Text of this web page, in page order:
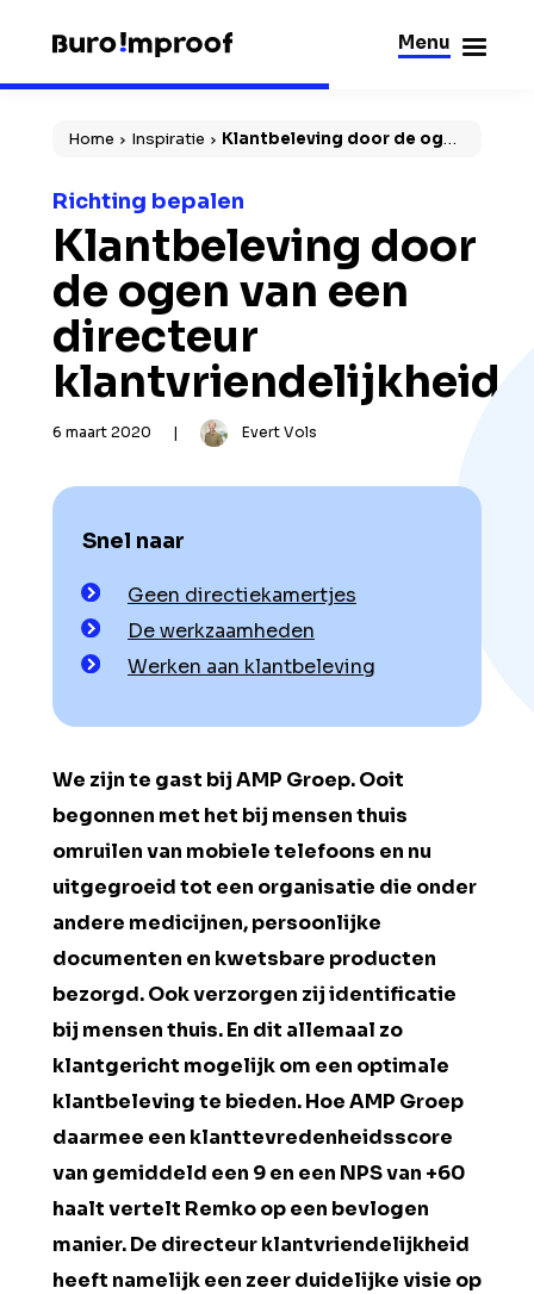
Menu
Home Inspiratie
Klantbeleving door de ogen
Richting bepalen
Klantbeleving door
de ogen van een
directeur
klantvriendelijkheid
6 maart 2020 | Evert Vols
We zijn te gast bij AMP Groep. Ooit
begonnen met het bij mensen thuis
omruilen van mobiele telefoons en nu
uitgegroeid tot een organisatie die onder
andere medicijnen, persoonlijke
documenten en kwetsbare producten
bezorgd. Ook verzorgen zij identificatie
bij mensen thuis. En dit allemaal zo
klantgericht mogelijk om een optimale
klantbeleving te bieden. Hoe AMP Groep
daarmee een klanttevredenheidsscore
van gemiddeld een 9 en een NPS van +60
haalt vertelt Remko op een bevlogen
manier. De directeur klantvriendelijkheid
heeft namelijk een zeer duidelijke visie op
Snel naar
Geen directiekamertjes
De werkzaamheden
Werken aan klantbeleving